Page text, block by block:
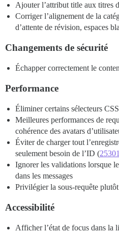
Ajouter l’attribut title aux titres
Corriger l’alignement de la
d’attente de révision, espaces
Changements de sécurité
Échapper correctement le
Performance
Éliminer certains sélecteurs
Meilleures performances de
cohérence des avatars
Éviter de charger tout
seulement besoin de l’ID (25301
Ignorer les validations lorsque
dans les messages
Privilégier la sous-requête
Accessibilité
Afficher l’état de focus dans la